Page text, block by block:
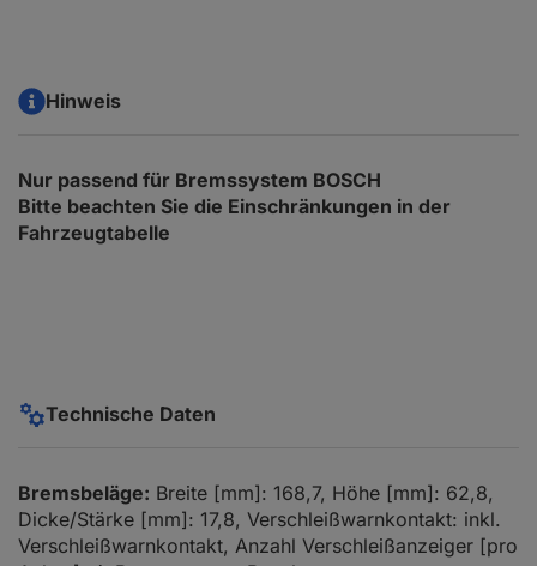
Hinweis
Nur passend für Bremssystem BOSCH
Bitte beachten Sie die Einschränkungen in der
Fahrzeugtabelle
Technische Daten
Bremsbeläge: Breite [mm]: 168,7, Höhe [mm]: 62,8,
Dicke/Stärke [mm]: 17,8, Verschleißwarnkontakt: inkl.
Verschleißwarnkontakt, Anzahl Verschleißanzeiger [pro